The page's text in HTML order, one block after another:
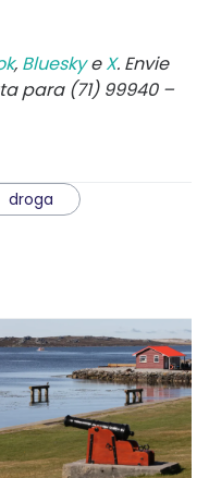
, BlueskyeX. Envie
para (71) 99940 –
droga